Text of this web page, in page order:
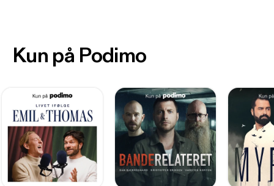
Kun på Podimo